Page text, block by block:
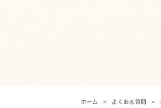
ホーム > よくある質問 >